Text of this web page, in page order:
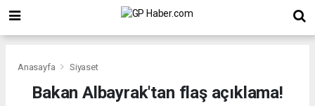
Anasayfa Siyaset
Bakan Albayrak'tan flaş açıklama!